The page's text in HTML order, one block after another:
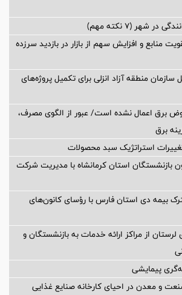
در شهر (۷ نکته مهم)
منابع و افزایش سهم از بازار در بازدید سرزده
منطقه آزاد انزلی برای تكمیل پروژه‌های
برق اعمال نشده است/ عبور از الگوی مصرف،
برق
استراتژیک سبد محصولات
استان کرمانشاه با مدیریت شرکت
بیمه دی استان فارس با رؤسای کانون‌های
لرستان از مراکز ارائه خدمات به بازنشستگان و
پیمایشی
و معدن در احیای کارخانه صنایع غذایی